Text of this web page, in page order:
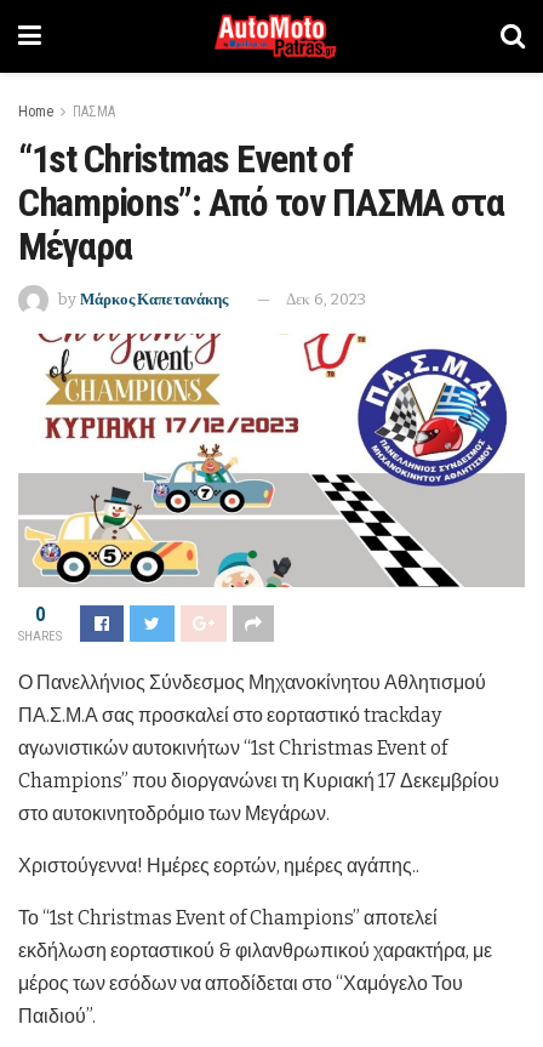
Home ΠΑΣΜΑ
“1st Christmas Event of
Champions”: Από τον ΠΑΣΜΑ στα
Μέγαρα
by Μάρκος Καπετανάκης Δεκ 6, 2023
0
SHARES
Ο Πανελλήνιος Σύνδεσμος Μηχανοκίνητου Αθλητισμού
ΠΑ.Σ.Μ.Α σας προσκαλεί στο εορταστικό trackday
αγωνιστικών αυτοκινήτων “1st Christmas Event of
Champions” που διοργανώνει τη Κυριακή 17 Δεκεμβρίου
στο αυτοκινητοδρόμιο των Μεγάρων.
Χριστούγεννα! Ημέρες εορτών, ημέρες αγάπης..
Το “1st Christmas Event of Champions” αποτελεί
εκδήλωση εορταστικού & φιλανθρωπικού χαρακτήρα, με
μέρος των εσόδων να αποδίδεται στο “Χαμόγελο Του
Παιδιού”.